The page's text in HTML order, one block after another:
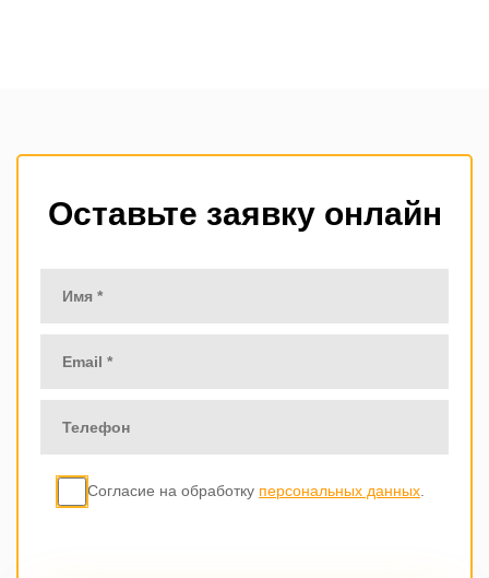
Оставьте заявку онлайн
Согласие на обработку персональных данных.